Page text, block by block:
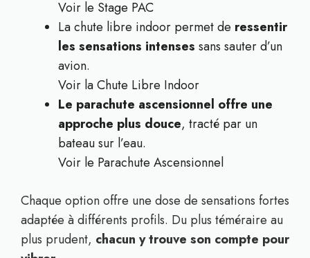
Voir le Stage PAC
La chute libre indoor permet de ressentir
les sensations intenses sans sauter d’un
avion.
Voir la Chute Libre Indoor
Le parachute ascensionnel offre une
approche plus douce, tracté par un
bateau sur l’eau.
Voir le Parachute Ascensionnel
Chaque option offre une dose de sensations fortes
adaptée à différents profils. Du plus téméraire au
plus prudent, chacun y trouve son compte pour